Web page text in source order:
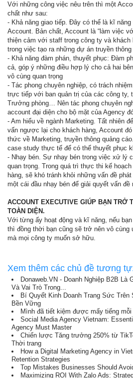
Với những công việc nêu trên thì một
chất như sau:
- Khả năng giao tiếp. Đây có thể là kĩ
Account. Bản chất, Account là “làm việc
thiện cảm với staff trong công ty và khách
trong việc tạo ra những dự án truyền thông
- Khả năng đàm phán, thuyết phục: Đàm
cả, góp ý những điều hợp lý cho cả hai
vô cùng quan trọng
- Tác phong chuyên nghiệp, có trách
trực tiếp với ban quản trị của các công ty,
Trưởng phòng… Nên tác phong chuyên
account đại diện cho bộ mặt của Agency
- Am hiểu về ngành Marketing. Tất nhiên
vấn ngược lại cho khách hàng, Account
thức về Marketing, truyền thông quảng
case study thực tế để có thể thuyết phục
- Nhạy bén. Sự nhạy bén trong việc xử lý
quan trọng. Trong quá trì thực thi kế
hàng, sẽ khó tránh khỏi những vấn đề
một cái đầu nhạy bén để giải quyết vấn
ACCOUNT EXECUTIVE GIÚP BẠN TRỞ
TOÀN DIỆN.
Với từng ấy hoạt động và kĩ năng, nếu
thì đồng thời bạn cũng sẽ trở nên vô cùng
mà mọi công ty muốn sở hữu.
Xem thêm các chủ đề tương
Donaweb.VN - Doanh Nghiệp B2B Là
Và Vai Trò Trong...
Bí Quyết Kinh Doanh Trang Sức Trên
Bền Vững
Mình đã tiết kiệm được mấy tiếng
Social Media Agency Vietnam:
Agency Must Master
Chiến lược Tăng trưởng 250% từ
Thời trang
How a Digital Marketing Agency in
Retention Strategies
Top Mistakes Businesses Should
Maximizing ROI With Zalo Ads: